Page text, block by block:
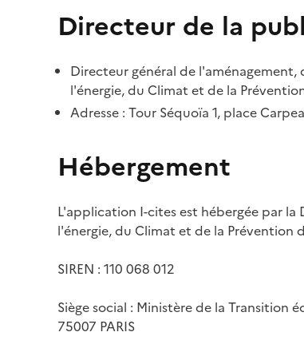
Directeur de la
Directeur général de
l'énergie, du Climat et de la
Adresse : Tour Séquoïa 1, place
Hébergement
L'application I-cites est hébergée par
l'énergie, du Climat et de la Prévention
SIREN : 110 068 012
Siège social : Ministère de la Transition
75007 PARIS